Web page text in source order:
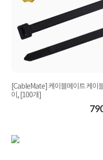
[CableMate] 케이블메이트 케이
이, [100개]